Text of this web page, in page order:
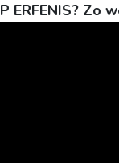
ERFENIS?